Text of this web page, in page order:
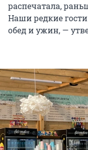
распечатала,
Наши редкие гости
обед и ужин, —